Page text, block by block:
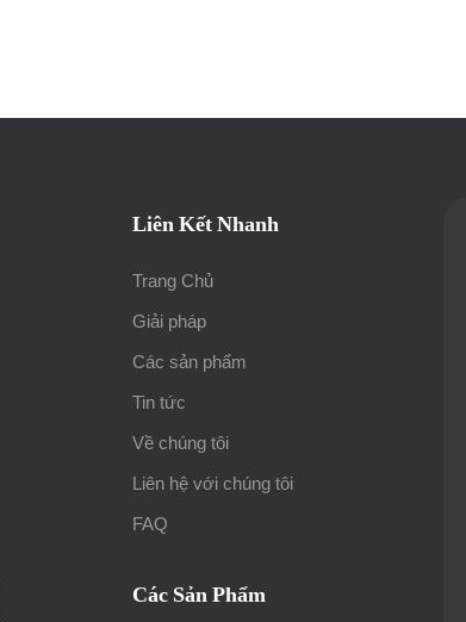
Liên Kết Nhanh
Trang Chủ
Giải pháp
Các sản phẩm
Tin tức
Về chúng tôi
Liên hệ với chúng tôi
FAQ
Các Sản Phẩm